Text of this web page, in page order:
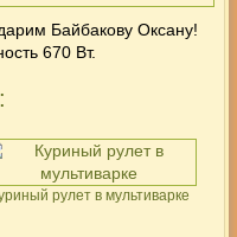
Байбакову Оксану!
670 Вт.
рулет в мультиварке